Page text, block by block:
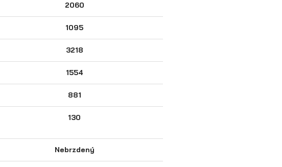
2060
1095
3218
1554
881
130
Nebrzdený